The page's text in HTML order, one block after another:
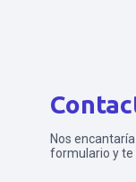
Nos
formulario y te